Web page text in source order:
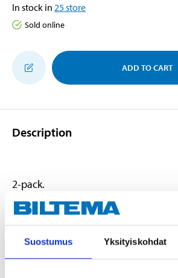
Suostumus Yksityiskohdat
In stock in 25store
Sold online
ADD TO CART
Description
2-pack.